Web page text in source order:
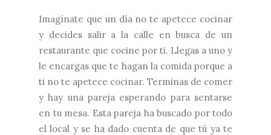
Imagínate que un día no te apetece cocinar
y decides salir a la calle en busca de un
restaurante que cocine por ti. Llegas a uno y
le encargas que te hagan la comida porque a
ti no te apetece cocinar. Terminas de comer
y hay una pareja esperando para sentarse
en tu mesa. Esta pareja ha buscado por todo
el local y se ha dado cuenta de que tú ya te